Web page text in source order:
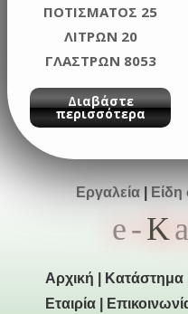
ΠΟΤΙΣΜΑΤΟΣ 25
ΛΙΤΡΩΝ 20
ΓΛΑΣΤΡΩΝ 8053
OASIS CLABER
Διαβάστε
περισσότερα
Εργαλεία Είδη
e-K
Αρχική Κατάστημα
Εταιρία